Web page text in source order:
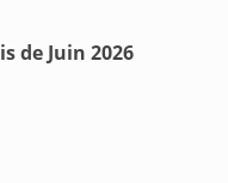
de Juin 2026